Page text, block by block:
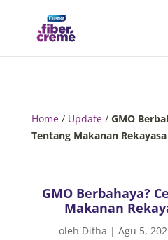
Home/ Update/ GMO
Tentang Makanan
GMO Berbahaya?
Makanan
oleh Ditha |Agu 5,